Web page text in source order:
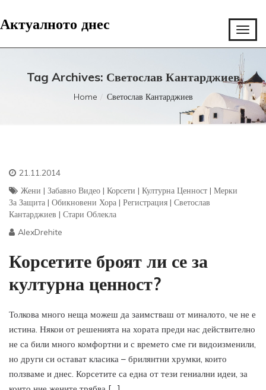
Актуалното днес
Tag Archives: Светослав Кантарджиев
Home Светослав Кантарджиев
21.11.2014
Жени | Забавно Видео | Корсети | Културна Ценност | Мерки
За Защита | Обикновени Хора | Регистрация | Светослав
Кантарджиев | Стари Облекла
AlexDrehite
Корсетите броят ли се за
културна ценност?
Толкова много неща можеш да заимстваш от миналото, че не е
истина. Някои от решенията на хората преди нас действително
не са били много комфортни и с времето сме ги видоизменили,
но други си остават класика – брилянтни хрумки, които
ползваме и днес. Корсетите са една от тези гениални идеи, за